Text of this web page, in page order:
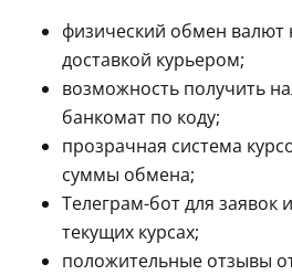
физический обмен валют
доставкой курьером;
возможность получить
банкомат по коду;
прозрачная система
суммы обмена;
Телеграм-бот для заявок
текущих курсах;
положительные отзывы